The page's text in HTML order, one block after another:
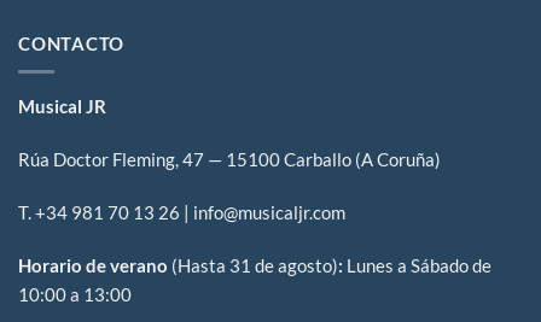
CONTACTO
Musical JR
Rúa Doctor Fleming, 47 — 15100 Carballo (A Coruña)
T. +34 981 70 13 26 | info@musicaljr.com
Horario de verano (Hasta 31 de agosto): Lunes a Sábado de
10:00 a 13:00